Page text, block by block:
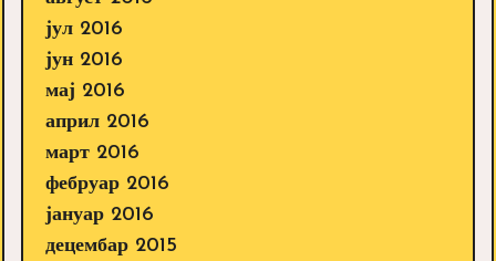
јул 2016
јун 2016
мај 2016
април 2016
март 2016
фебруар 2016
јануар 2016
децембар 2015